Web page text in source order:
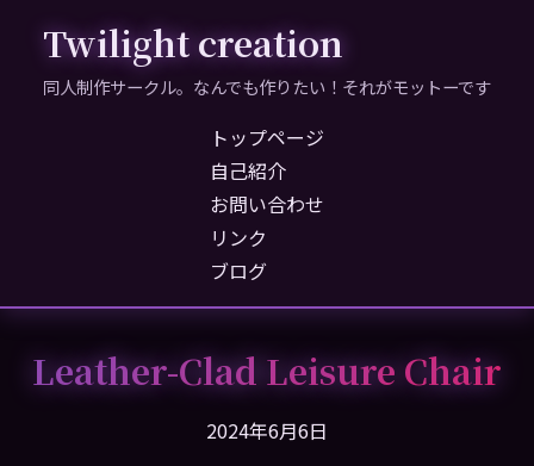
Twilight creation
同人制作サークル。なんでも作りたい！それがモットーです
トップページ
自己紹介
お問い合わせ
リンク
ブログ
Leather-Clad Leisure Chair
2024年6月6日